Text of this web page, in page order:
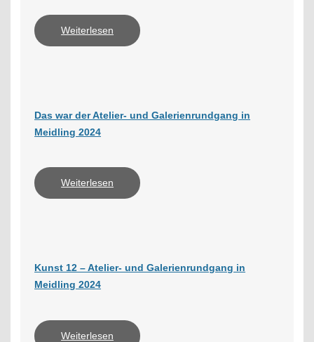
Weiterlesen
Das war der Atelier- und Galerienrundgang in
Meidling 2024
Weiterlesen
Kunst 12 – Atelier- und Galerienrundgang in
Meidling 2024
Weiterlesen